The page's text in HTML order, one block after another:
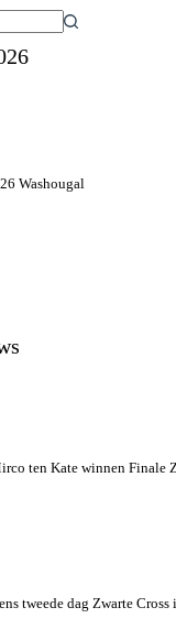
Washougal
ten Kate winnen Finale
tweede dag Zwarte Cross